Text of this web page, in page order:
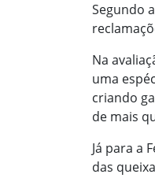
Segundo
Na
uma
criando
de mais
Já para a
das